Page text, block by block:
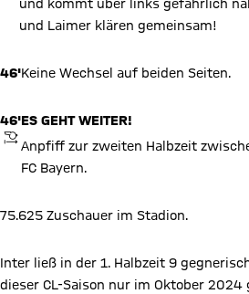
und kommt über links gefährlich
und Laimer klären gemeinsam!
46'Keine Wechsel auf beiden Seiten.
46'
ANPFIFF
ES GEHT WEITER!
Anpfiff zur zweiten Halbzeit
FC Bayern.
75.625 Zuschauer im Stadion.
Inter ließ in der 1. Halbzeit 9
dieser CL-Saison nur im Oktober 2024